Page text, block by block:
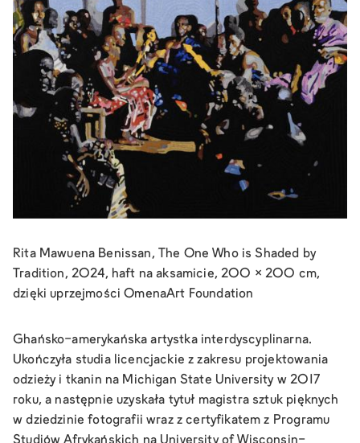
Rita Mawuena Benissan, The One Who is Shaded by
Tradition, 2024, haft na aksamicie, 200 × 200 cm,
dzięki uprzejmości OmenaArt Foundation
Ghańsko-amerykańska artystka interdyscyplinarna.
Ukończyła studia licencjackie z zakresu projektowania
odzieży i tkanin na Michigan State University w 2017
roku, a następnie uzyskała tytuł magistra sztuk pięknych
w dziedzinie fotografii wraz z certyfikatem z Programu